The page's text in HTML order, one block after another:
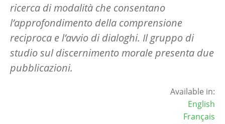
ricerca di modalità che consentano
l’approfondimento della comprensione
reciproca e l’avvio di dialoghi. Il gruppo di
studio sul discernimento morale presenta due
pubblicazioni.
Available in:
English
Français